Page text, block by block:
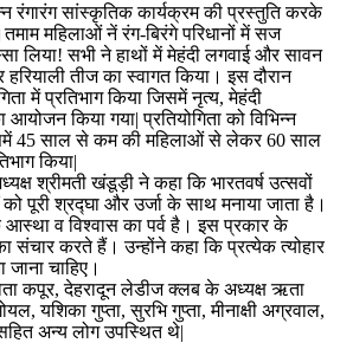
रंगारंग सांस्कृतिक कार्यक्रम की प्रस्तुति करके
महिलाओं नें रंग-बिरंगे परिधानों में सज
लिया! सभी ने हाथों में मेहंदी लगवाई और सावन
तीज का स्वागत किया। इस दौरान
में प्रतिभाग किया जिसमें नृत्य, मेहंदी
आयोजन किया गया| प्रतियोगिता को विभिन्न
45 साल से कम की महिलाओं से लेकर 60 साल
किया|
श्रीमती खंडूड़ी ने कहा कि भारतवर्ष उत्सवों
पूरी श्रद्घा और उर्जा के साथ मनाया जाता है।
आस्था व विश्वास का पर्व है। इस प्रकार के
संचार करते हैं। उन्होंने कहा कि प्रत्येक त्योहार
चाहिए।
कपूर, देहरादून लेडीज क्लब के अध्यक्ष ऋता
यशिका गुप्ता, सुरभि गुप्ता, मीनाक्षी अग्रवाल,
अन्य लोग उपस्थित थे|